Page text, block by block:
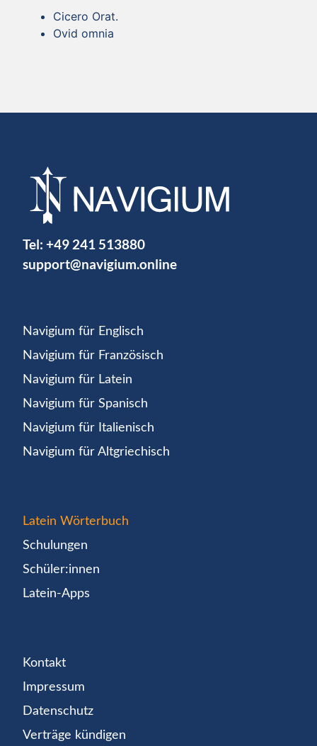
Cicero Orat.
Ovid omnia
Tel: +49 241 513880
support@navigium.online
Navigium für Englisch
Navigium für Französisch
Navigium für Latein
Navigium für Spanisch
Navigium für Italienisch
Navigium für Altgriechisch
Latein Wörterbuch
Schulungen
Schüler:innen
Latein-Apps
Kontakt
Impressum
Datenschutz
Verträge kündigen